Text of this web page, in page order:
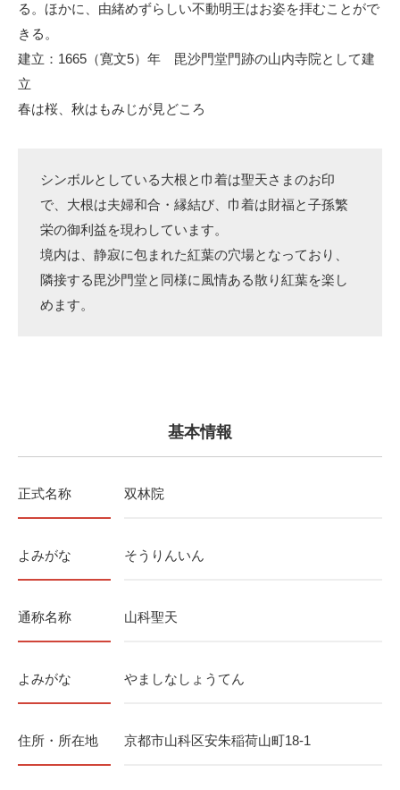
る。ほかに、由緒めずらしい不動明王はお姿を拝むことがで
きる。
建立：1665（寛文5）年 毘沙門堂門跡の山内寺院として建
立
春は桜、秋はもみじが見どころ
シンボルとしている大根と巾着は聖天さまのお印
で、大根は夫婦和合・縁結び、巾着は財福と子孫繁
栄の御利益を現わしています。
境内は、静寂に包まれた紅葉の穴場となっており、
隣接する毘沙門堂と同様に風情ある散り紅葉を楽し
めます。
基本情報
正式名称 双林院
よみがな そうりんいん
通称名称 山科聖天
よみがな やましなしょうてん
住所・所在地 京都市山科区安朱稲荷山町18-1